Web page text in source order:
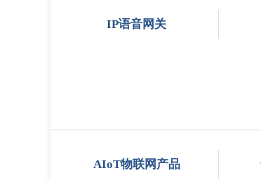
IP语音网关
AIoT物联网产品